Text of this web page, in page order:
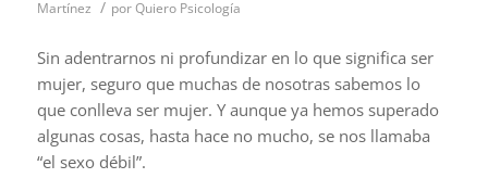
Martínez / porQuiero Psicología
Sin adentrarnos ni profundizar en lo que significa ser
mujer, seguro que muchas de nosotras sabemos lo
que conlleva ser mujer. Y aunque ya hemos superado
algunas cosas, hasta hace no mucho, se nos llamaba
“el sexo débil”.